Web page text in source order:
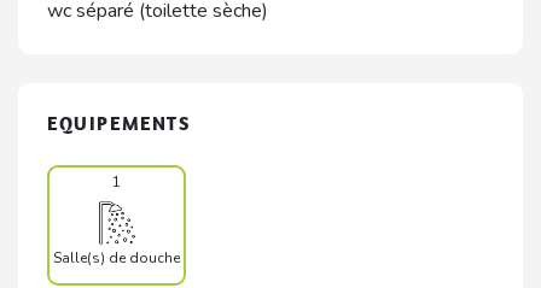
wc séparé (toilette sèche)
EQUIPEMENTS
1
Salle(s) de douche